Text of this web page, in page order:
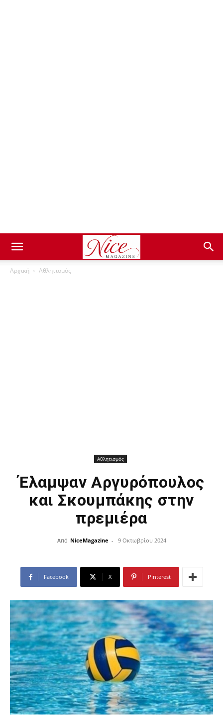
Αρχική Αθλητισμός
Αθλητισμός
Έλαμψαν Αργυρόπουλος
και Σκουμπάκης στην
πρεμιέρα
Από NiceMagazine - 9 Οκτωβρίου 2024
Facebook X Pinterest